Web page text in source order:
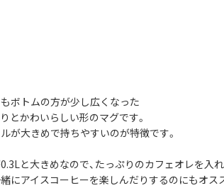
ボトムの方が少し広くなった
とかわいらしい形のマグです。
が大きめで持ちやすいのが特徴です。
と大きめなので、たっぷりのカフェオレを入れ
にアイスコーヒーを楽しんだりするのにもオス